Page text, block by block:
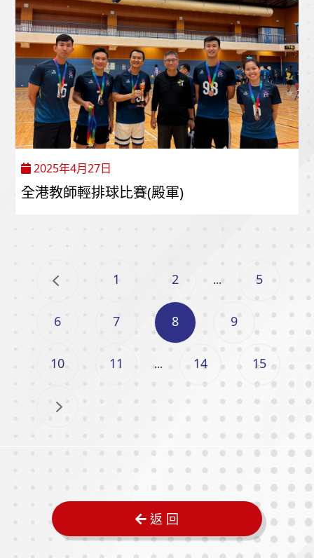
2025年4月27日
全港教師輕排球比賽(殿軍)
1 2 ... 5
6 7 8 9
10 11 ... 14 15
返 回